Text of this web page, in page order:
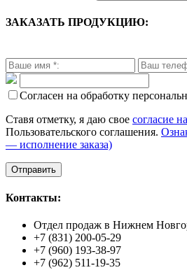
ЗАКАЗАТЬ ПРОДУКЦИЮ:
Согласен на обработку
Ставя отметку, я даю свое согласие
Пользовательского соглашения.
— исполнение заказа)
Контакты:
Отдел продаж в Нижнем
+7 (831) 200-05-29
+7 (960) 193-38-97
+7 (962) 511-19-35